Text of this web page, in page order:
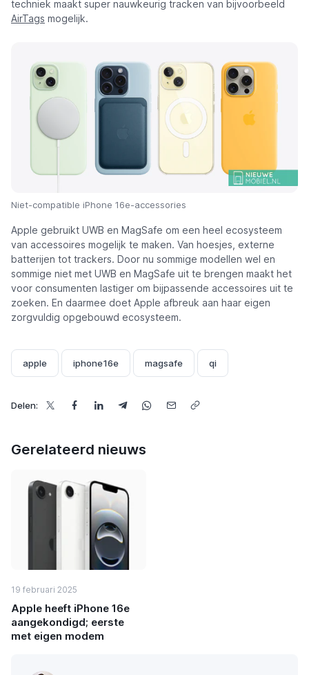
techniek maakt super nauwkeurig tracken van bijvoorbeeld
AirTags mogelijk.
Niet-compatible iPhone 16e-accessories
Apple gebruikt UWB en MagSafe om een heel ecosysteem
van accessoires mogelijk te maken. Van hoesjes, externe
batterijen tot trackers. Door nu sommige modellen wel en
sommige niet met UWB en MagSafe uit te brengen maakt het
voor consumenten lastiger om bijpassende accessoires uit te
zoeken. En daarmee doet Apple afbreuk aan haar eigen
zorgvuldig opgebouwd ecosysteem.
apple iphone16e magsafe qi
Delen:
Gerelateerd nieuws
19 februari 2025
Apple heeft iPhone 16e
aangekondigd; eerste
met eigen modem